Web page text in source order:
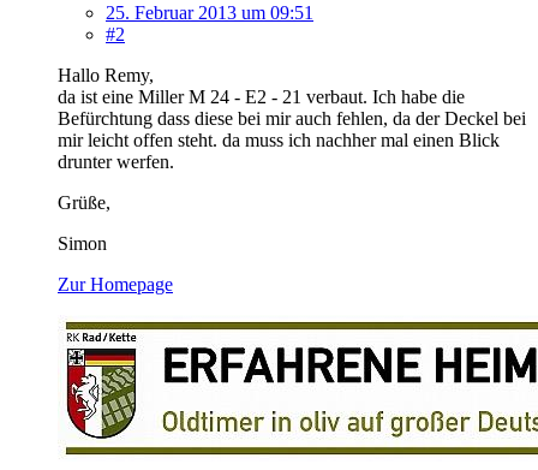
25. Februar 2013 um 09:51
#2
Hallo Remy,
da ist eine Miller M 24 - E2 - 21 verbaut. Ich habe die
Befürchtung dass diese bei mir auch fehlen, da der Deckel bei
mir leicht offen steht. da muss ich nachher mal einen Blick
drunter werfen.
Grüße,
Simon
Zur Homepage